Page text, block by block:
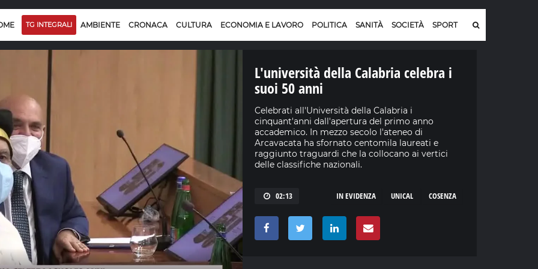
TG INTEGRALI AMBIENTE CRONACA CULTURA ECONOMIA E LAVORO POLITICA SANITÀ SOCIETÀ SPORT
L'università della Calabria celebra i
suoi 50 anni
Celebrati all'Università della Calabria i
cinquant'anni dall'apertura del primo anno
accademico. In mezzo secolo l'ateneo di
Arcavacata ha sfornato centomila laureati e
raggiunto traguardi che la collocano ai vertici
delle classifiche nazionali.
02:13 COSENZA
UNICAL
IN EVIDENZA